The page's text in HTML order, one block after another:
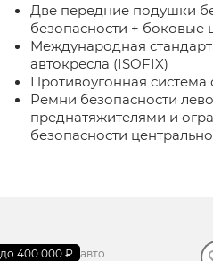
Две передние подушки
безопасности + боковые
Международная
автокресла (ISOFIX)
Противоугонная
Ремни безопасности
преднатяжителями и
безопасности
до 400 000 ₽
В наличии· авто